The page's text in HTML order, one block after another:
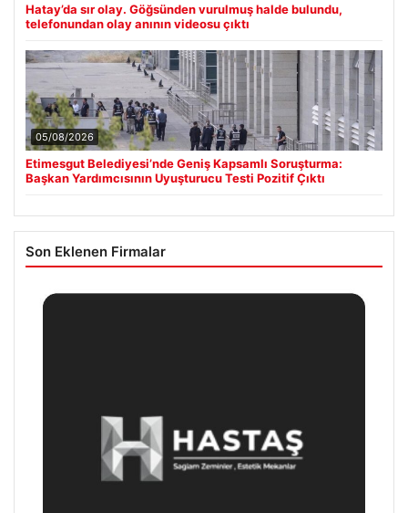
Hatay’da sır olay. Göğsünden vurulmuş halde bulundu,
telefonundan olay anının videosu çıktı
05/08/2026
Etimesgut Belediyesi’nde Geniş Kapsamlı Soruşturma:
Başkan Yardımcısının Uyuşturucu Testi Pozitif Çıktı
Son Eklenen Firmalar